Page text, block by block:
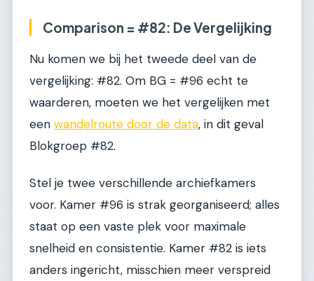
Comparison = #82: De Vergelijking
Nu komen we bij het tweede deel van de
vergelijking: #82. Om BG = #96 echt te
waarderen, moeten we het vergelijken met
een wandelroute door de data, in dit geval
Blokgroep #82.
Stel je twee verschillende archiefkamers
voor. Kamer #96 is strak georganiseerd; alles
staat op een vaste plek voor maximale
snelheid en consistentie. Kamer #82 is iets
anders ingericht, misschien meer verspreid